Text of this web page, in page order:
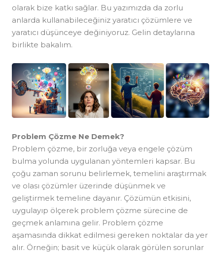
olarak bize katkı sağlar. Bu yazımızda da zorlu
anlarda kullanabileceğiniz yaratıcı çözümlere ve
yaratıcı düşünceye değiniyoruz. Gelin detaylarına
birlikte bakalım.
Problem Çözme Ne Demek?
Problem çözme, bir zorluğa veya engele çözüm
bulma yolunda uygulanan yöntemleri kapsar. Bu
çoğu zaman sorunu belirlemek, temelini araştırmak
ve olası çözümler üzerinde düşünmek ve
geliştirmek temeline dayanır. Çözümün etkisini,
uygulayıp ölçerek problem çözme sürecine de
geçmek anlamına gelir. Problem çözme
aşamasında dikkat edilmesi gereken noktalar da yer
alır. Örneğin; basit ve küçük olarak görülen sorunlar